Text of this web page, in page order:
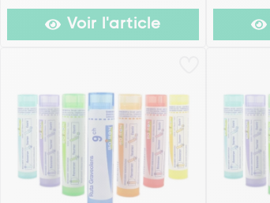
Voir l'article